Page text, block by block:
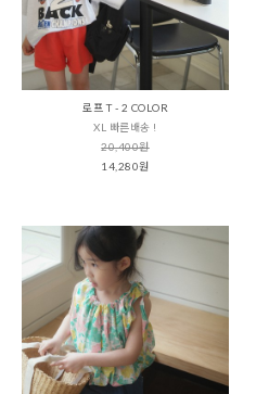
로프 T - 2 COLOR
XL 빠른배송 !
20,400원
14,280원